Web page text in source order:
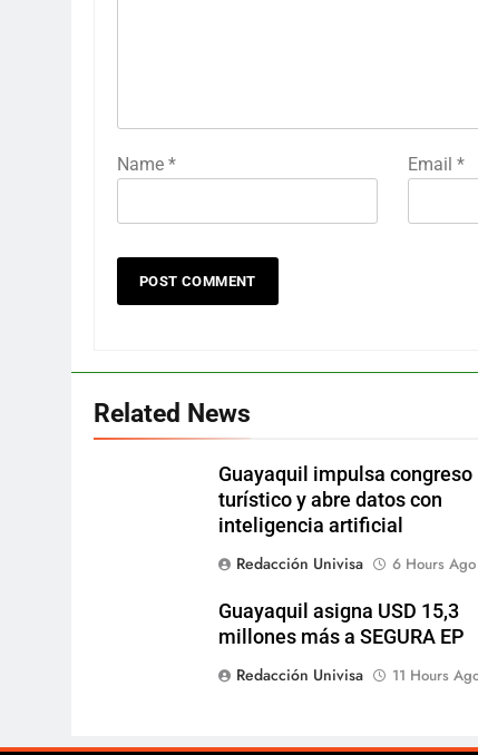
Name * Email *
Related News
Guayaquil impulsa congreso
turístico y abre datos con
inteligencia artificial
Redacción Univisa
6 Hours Ago
Guayaquil asigna USD 15,3
millones más a SEGURA EP
Redacción Univisa
11 Hours